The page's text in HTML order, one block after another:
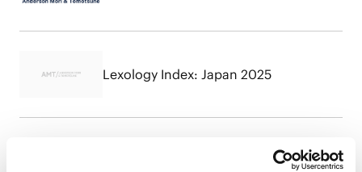
Lexology Index: Japan 2025
The Best Lawyers in Japan™・Best
Lawyers: Ones to Watch in Japan™